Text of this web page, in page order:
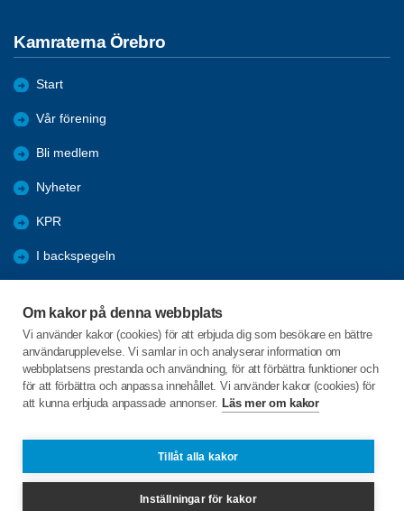
Om kakor på denna webbplats
Vi använder kakor (cookies) för att erbjuda dig som besökare en bättre
användarupplevelse. Vi samlar in och analyserar information om
webbplatsens prestanda och användning, för att förbättra funktioner och
för att förbättra och anpassa innehållet. Vi använder kakor (cookies) för
att kunna erbjuda anpassade annonser. Läs mer om kakor
Tillåt alla kakor
Inställningar för kakor
Kamraterna Örebro
Start
Vår förening
Bli medlem
Nyheter
KPR
I backspegeln
Våra lokala sponsorer
Program
C/o:Lars-Göran Bergman